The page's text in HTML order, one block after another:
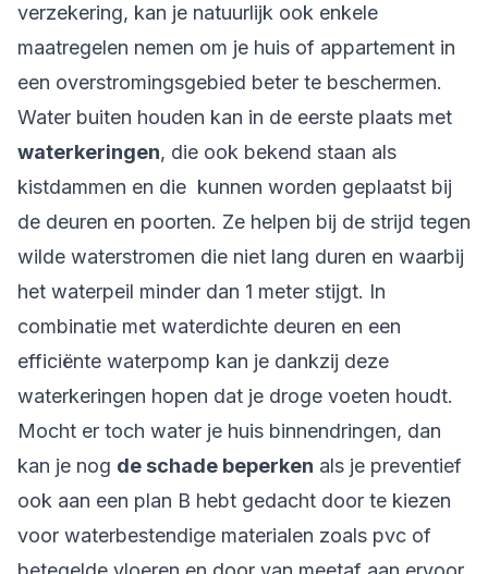
verzekering, kan je natuurlijk ook enkele
maatregelen nemen om je huis of appartement in
een overstromingsgebied beter te beschermen.
Water buiten houden kan in de eerste plaats met
waterkeringen, die ook bekend staan als
kistdammen en die kunnen worden geplaatst bij
de deuren en poorten. Ze helpen bij de strijd tegen
wilde waterstromen die niet lang duren en waarbij
het waterpeil minder dan 1 meter stijgt. In
combinatie met waterdichte deuren en een
efficiënte waterpomp kan je dankzij deze
waterkeringen hopen dat je droge voeten houdt.
Mocht er toch water je huis binnendringen, dan
kan je nog de schade beperken als je preventief
ook aan een plan B hebt gedacht door te kiezen
voor waterbestendige materialen zoals pvc of